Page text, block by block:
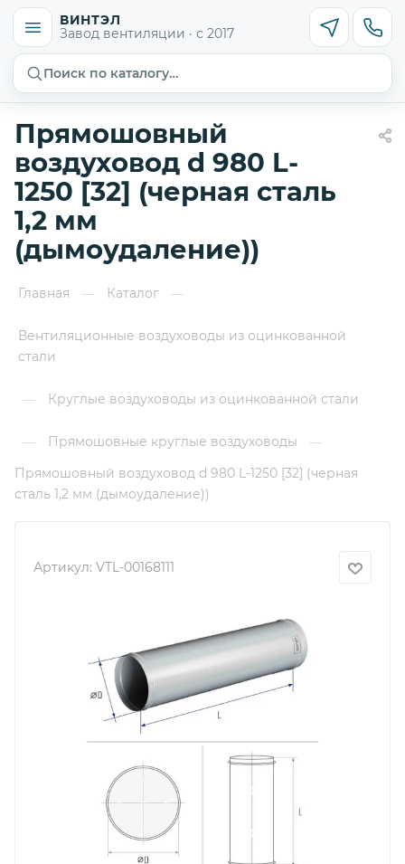
ВИНТЭЛ
Завод вентиляции · с 2017
Поиск по каталогу…
Прямошовный
воздуховод d 980 L-
1250 [32] (черная сталь
1,2 мм
(дымоудаление))
Главная — Каталог —
Вентиляционные воздуховоды из оцинкованной
стали
— Круглые воздуховоды из оцинкованной стали
— Прямошовные круглые воздуховоды
—
Прямошовный воздуховод d 980 L-1250 [32] (черная
сталь 1,2 мм (дымоудаление))
Артикул: VTL-00168111